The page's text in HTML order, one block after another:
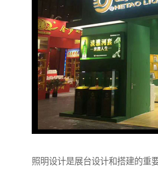
照明设计是展台设计和搭建的重